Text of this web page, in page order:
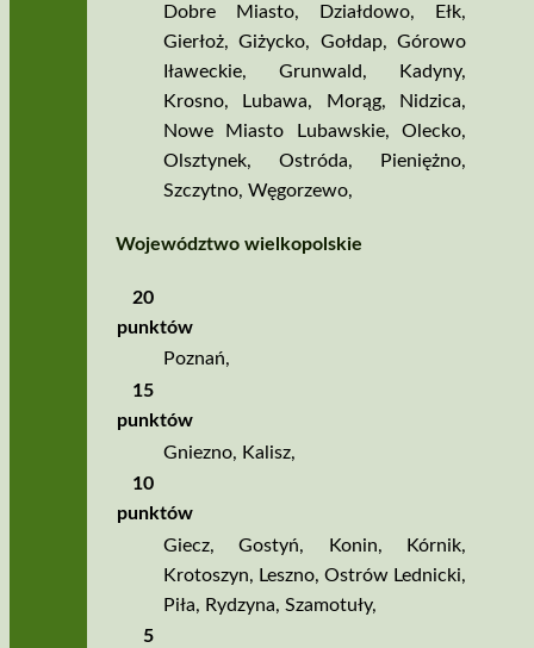
Dobre Miasto, Działdowo, Ełk,
Gierłoż,Giżycko, Gołdap, Górowo
Iławeckie, Grunwald, Kadyny,
Krosno, Lubawa, Morąg, Nidzica,
Nowe Miasto Lubawskie, Olecko,
Olsztynek, Ostróda, Pieniężno,
Szczytno, Węgorzewo,
Województwo wielkopolskie
20
punktów
Poznań,
15
punktów
Gniezno, Kalisz,
10
punktów
Giecz,Gostyń, Konin, Kórnik,
Krotoszyn, Leszno, Ostrów Lednicki,
Piła, Rydzyna, Szamotuły,
5